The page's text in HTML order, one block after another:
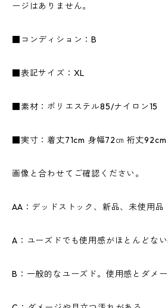
ージはありません。
■コンディション：B
■表記サイズ：XL
■素材：ポリエステル85/ナイロン15
■実寸：着丈71cm 身幅72㎝ 裄丈92cm
画像と合わせてご確認ください。
AA：デッドストック、新品、未使用品
A：ユーズドでも使用感がほとんどな
B：一般的なユーズド。使用感とダメ